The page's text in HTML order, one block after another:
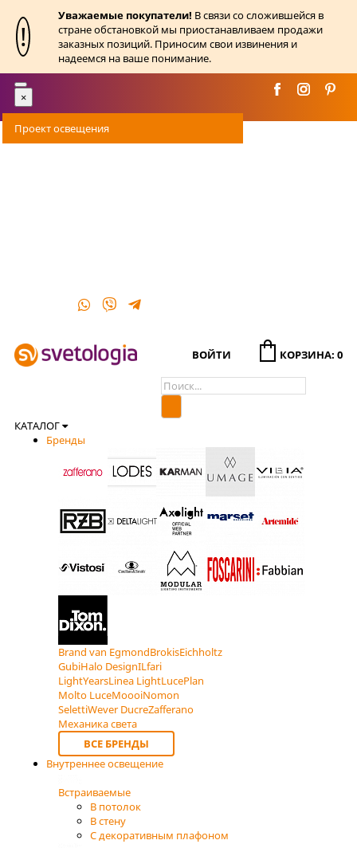
!
Уважаемые покупатели! В связи со сложившейся в
стране обстановкой мы приостанавливаем продажи
заказных позиций. Приносим свои извинения и
надеемся на ваше понимание.
Toggle
navigation
×
Проект освещения
ВОЙТИ КОРЗИНА: 0
КАТАЛОГ
Бренды
Brand van EgmondBrokisEichholtz
GubiHalo DesignILfari
LightYearsLinea LightLucePlan
Molto LuceMoooiNomon
SelettiWever DucreZafferano
Механика света
ВСЕ БРЕНДЫ
Внутреннее освещение
Встраиваемые
В потолок
В стену
С декоративным плафоном